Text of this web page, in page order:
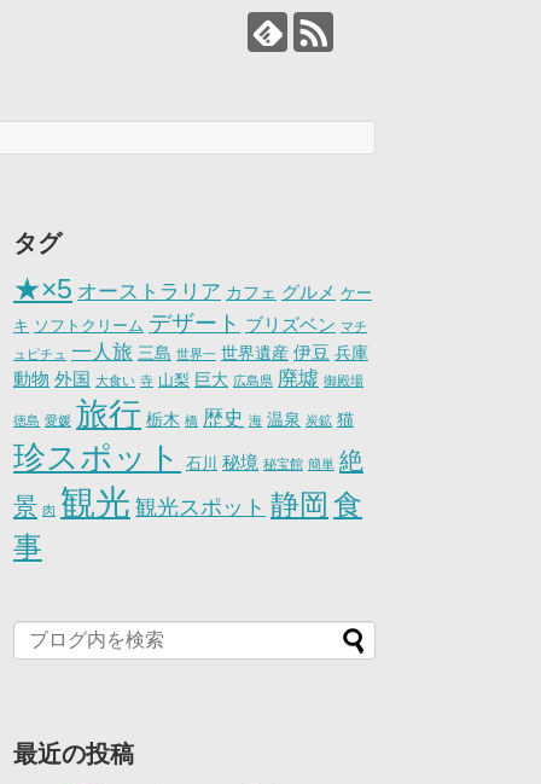
タグ
★×5 オーストラリア カフェ グルメ ケー
キ ソフトクリーム デザート ブリズベン マチ
ュピチュ 一人旅 三島 世界一 世界遺産 伊豆 兵庫
動物 外国 大食い 寺 山梨 巨大 広島県 廃墟 御殿場
徳島 愛媛 旅行 栃木 橋 歴史 海 温泉 炭鉱 猫
珍スポット 石川 秘境 秘宝館 簡単 絶
景 肉 観光 観光スポット 静岡 食
事
最近の投稿